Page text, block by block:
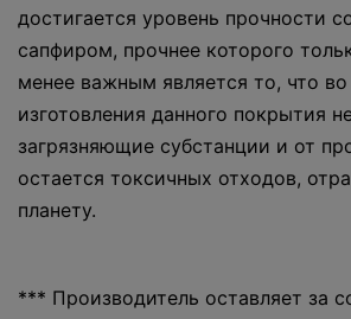
достигается уровень прочности
сапфиром, прочнее которого
менее важным является то, что
изготовления данного покрытия
загрязняющие субстанции и от
остается токсичных отходов,
планету.
*** Производитель оставляет за